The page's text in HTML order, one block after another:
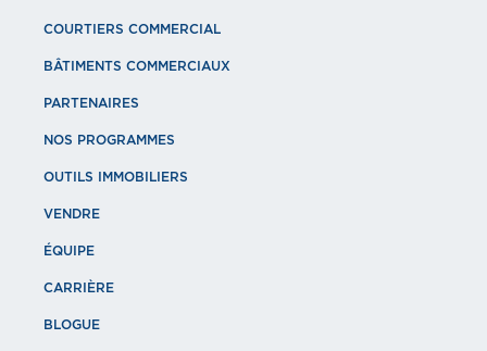
COURTIERS COMMERCIAL
BÂTIMENTS COMMERCIAUX
PARTENAIRES
NOS PROGRAMMES
OUTILS IMMOBILIERS
VENDRE
ÉQUIPE
CARRIÈRE
BLOGUE